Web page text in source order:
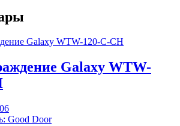
Galaxy WTW-
Good Door